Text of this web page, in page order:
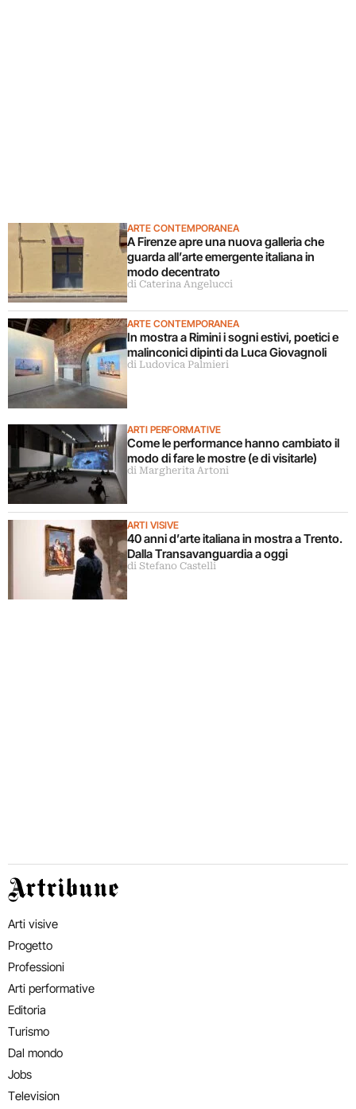
ARTE CONTEMPORANEA
A Firenze apre una nuova galleria che
guarda all’arte emergente italiana in
modo decentrato
di Caterina Angelucci
ARTE CONTEMPORANEA
In mostra a Rimini i sogni estivi, poetici e
malinconici dipinti da Luca Giovagnoli
di Ludovica Palmieri
ARTI PERFORMATIVE
Come le performance hanno cambiato il
modo di fare le mostre (e di visitarle)
di Margherita Artoni
ARTI VISIVE
40 anni d’arte italiana in mostra a Trento.
Dalla Transavanguardia a oggi
di Stefano Castelli
Artribune
Arti visive
Progetto
Professioni
Arti performative
Editoria
Turismo
Dal mondo
Jobs
Television